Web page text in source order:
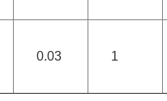
0.03 1